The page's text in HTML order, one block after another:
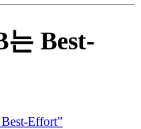
Best-
Effort”